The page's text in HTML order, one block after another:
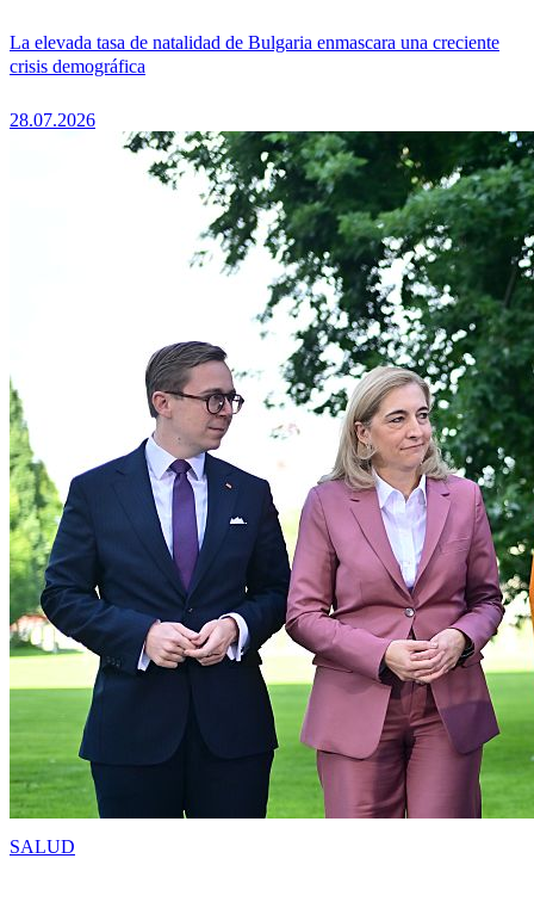
La elevada tasa de natalidad de Bulgaria enmascara una creciente
crisis demográfica
28.07.2026
SALUD